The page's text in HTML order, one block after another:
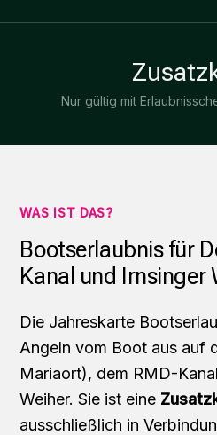
Nur gültig mit
WAS IST DAS?
Bootserlaubnis für
Kanal und Irnsinger
Die Jahreskarte
Angeln vom Boot aus auf
Mariaort), dem RMD-
Weiher. Sie ist eine
ausschließlich in